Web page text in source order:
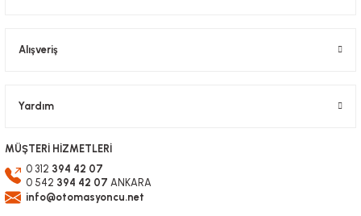
Alışveriş
Yardım
MÜŞTERİ HİZMETLERİ
0 312 394 42 07
0 542 394 42 07 ANKARA
info@otomasyoncu.net